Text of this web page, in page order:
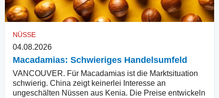
NÜSSE
04.08.2026
Macadamias: Schwieriges Handelsumfeld
VANCOUVER. Für Macadamias ist die Marktsituation
schwierig. China zeigt keinerlei Interesse an
ungeschälten Nüssen aus Kenia. Die Preise entwickeln